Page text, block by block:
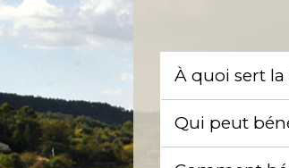
À quoi sert
Qui peut